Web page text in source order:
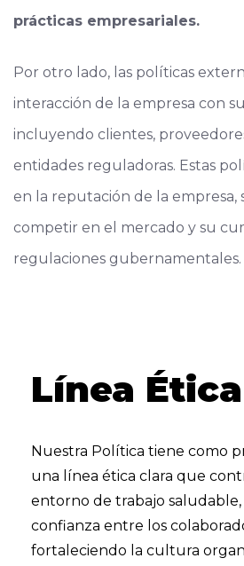
prácticas empresariales.
Por otro lado, las políticas
interacción de la empresa con
incluyendo clientes,
entidades reguladoras. Estas
en la reputación de la empresa,
competir en el mercado y su
regulaciones gubernamentales.
Línea Ética
Nuestra Política tiene como
una línea ética clara que
entorno de trabajo
confianza entre los
fortaleciendo la cultura